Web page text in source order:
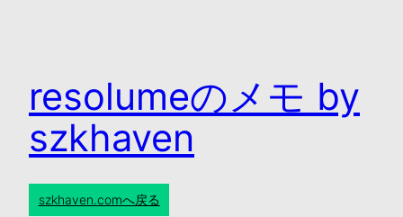
resolumeのメモ by
szkhaven
szkhaven.comへ戻る